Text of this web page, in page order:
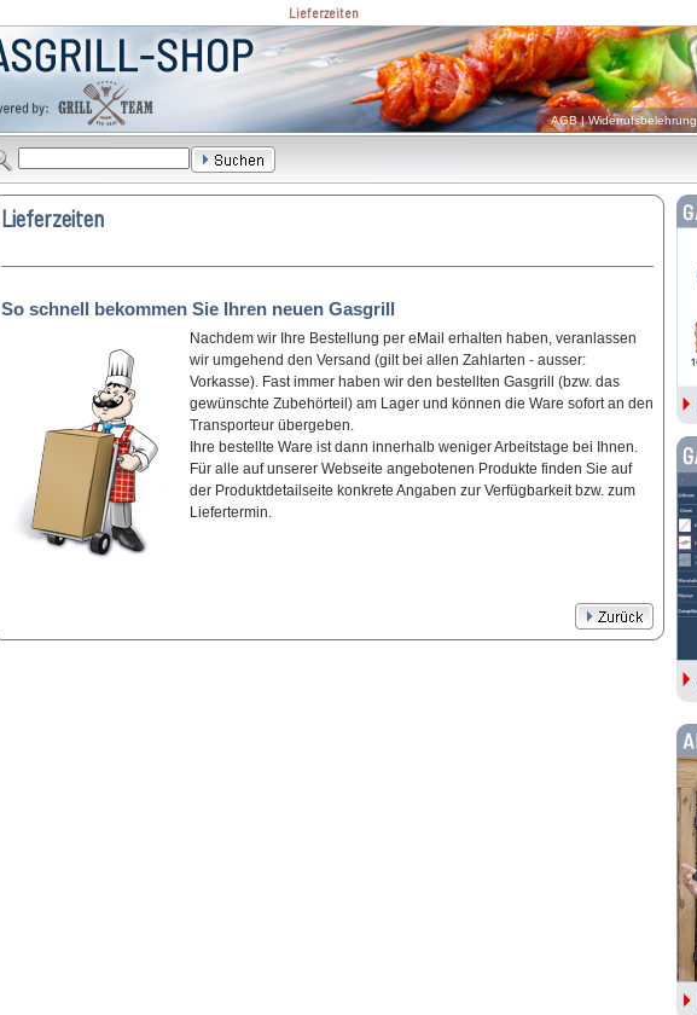
Lieferzeiten
AGB|Widerrufsbelehrung
Lieferzeiten
So schnell bekommen Sie Ihren neuen Gasgrill
Nachdem wir Ihre Bestellung per eMail erhalten haben, veranlassen
wir umgehend den Versand (gilt bei allen Zahlarten - ausser:
Vorkasse). Fast immer haben wir den bestellten Gasgrill (bzw. das
gewünschte Zubehörteil) am Lager und können die Ware sofort an den
Transporteur übergeben.
Ihre bestellte Ware ist dann innerhalb weniger Arbeitstage bei Ihnen.
Für alle auf unserer Webseite angebotenen Produkte finden Sie auf
der Produktdetailseite konkrete Angaben zur Verfügbarkeit bzw. zum
Liefertermin.